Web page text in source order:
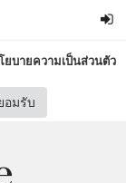
ยบายความเป็นส่วนตัว
อมรับ